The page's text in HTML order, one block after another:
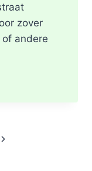
zover
andere
Volgende